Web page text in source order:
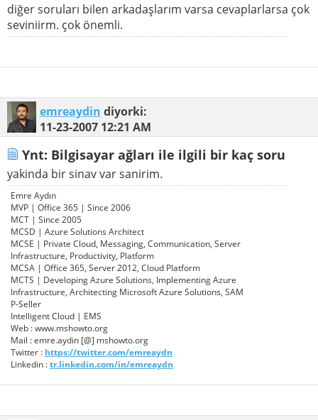
diğer soruları bilen arkadaşlarım varsa cevaplarlarsa çok
seviniirm. çok önemli.
emreaydin diyorki:
11-23-2007 12:21 AM
Ynt: Bilgisayar ağları ile ilgili bir kaç soru
yakinda bir sinav var sanirim.
Emre Aydın
MVP | Office 365 | Since 2006
MCT | Since 2005
MCSD | Azure Solutions Architect
MCSE | Private Cloud, Messaging, Communication, Server
Infrastructure, Productivity, Platform
MCSA | Office 365, Server 2012, Cloud Platform
MCTS | Developing Azure Solutions, Implementing Azure
Infrastructure, Architecting Microsoft Azure Solutions, SAM
P-Seller
Intelligent Cloud | EMS
Web : www.mshowto.org
Mail : emre.aydin [@] mshowto.org
Twitter : https://twitter.com/emreaydn
Linkedin :tr.linkedin.com/in/emreaydn